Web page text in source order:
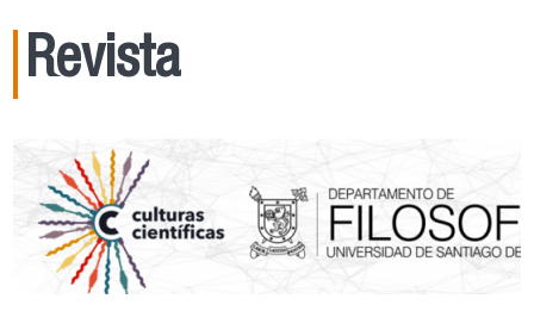
Revista